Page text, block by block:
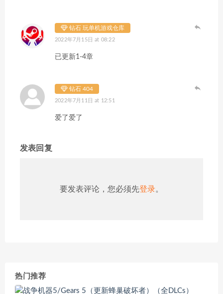
钻石 玩单机游戏仓库
2022年7月15日 at 08:22
已更新1-4章
钻石 404
2022年7月11日 at 12:51
爱了爱了
发表回复
要发表评论，您必须先登录。
热门推荐